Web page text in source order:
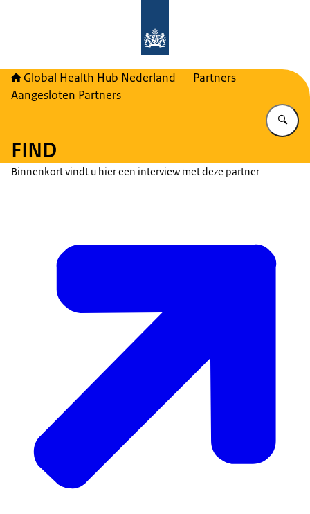
Global Health Hub Nederland
Partners
Aangesloten Partners
FIND
Binnenkort vindt u hier een interview met deze partner